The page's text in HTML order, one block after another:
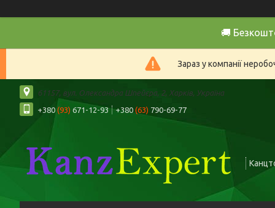
🚚
Зараз у компанії
61157, вул. Олександра Шпейєра, 2, Харків, Україна
+380(93) 671-12-93 +380 (63) 790-69-77